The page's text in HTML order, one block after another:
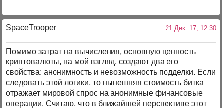
SpaceTrooper 21 Дек. 17, 12:30
Помимо затрат на вычисления, основную ценность
криптовалюты, на мой взгляд, создают два его
свойства: анонимность и невозможность подделки. Если
следовать этой логики, то нынешняя стоимость битка
отражает мировой спрос на анонимные финансовые
операции. Считаю, что в ближайшей перспективе этот